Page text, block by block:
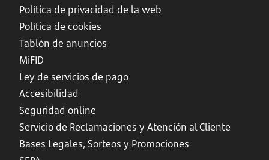
Política de privacidad de la web
Política de cookies
Tablón de anuncios
MiFID
Ley de servicios de pago
Accesibilidad
Seguridad online
Servicio de Reclamaciones y Atención al Cliente
Bases Legales, Sorteos y Promociones